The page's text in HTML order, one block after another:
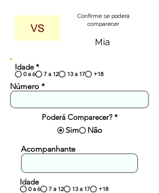
Confirme se poderá
comparecer
Mia
Idade *
0 a 6 7 a 12 13 a 17 +18
Número
Poderá Comparecer? *
Sim
Não
Acompanhante
Idade
0 a 6 7 a 12 13 a 17 +18